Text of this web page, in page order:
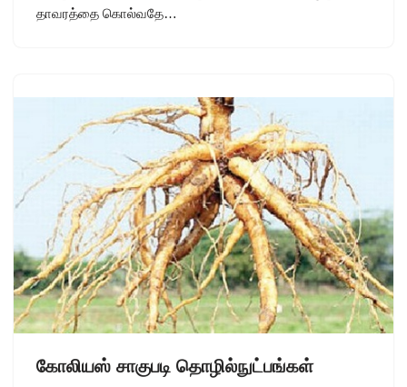
தாவரத்தை கொல்வதே…
கோலியஸ் சாகுபடி தொழில்நுட்பங்கள்